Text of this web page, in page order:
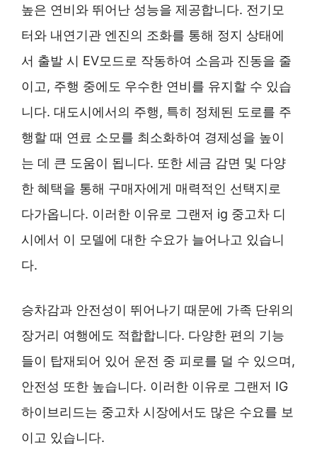
높은 연비와 뛰어난 성능을 제공합니다. 전기모
터와 내연기관 엔진의 조화를 통해 정지 상태에
서 출발 시 EV모드로 작동하여 소음과 진동을 줄
이고, 주행 중에도 우수한 연비를 유지할 수 있습
니다. 대도시에서의 주행, 특히 정체된 도로를 주
행할 때 연료 소모를 최소화하여 경제성을 높이
는 데 큰 도움이 됩니다. 또한 세금 감면 및 다양
한 혜택을 통해 구매자에게 매력적인 선택지로
다가옵니다. 이러한 이유로 그랜저 ig 중고차 디
시에서 이 모델에 대한 수요가 늘어나고 있습니
다.
승차감과 안전성이 뛰어나기 때문에 가족 단위의
장거리 여행에도 적합합니다. 다양한 편의 기능
들이 탑재되어 있어 운전 중 피로를 덜 수 있으며,
안전성 또한 높습니다. 이러한 이유로 그랜저 IG
하이브리드는 중고차 시장에서도 많은 수요를 보
이고 있습니다.